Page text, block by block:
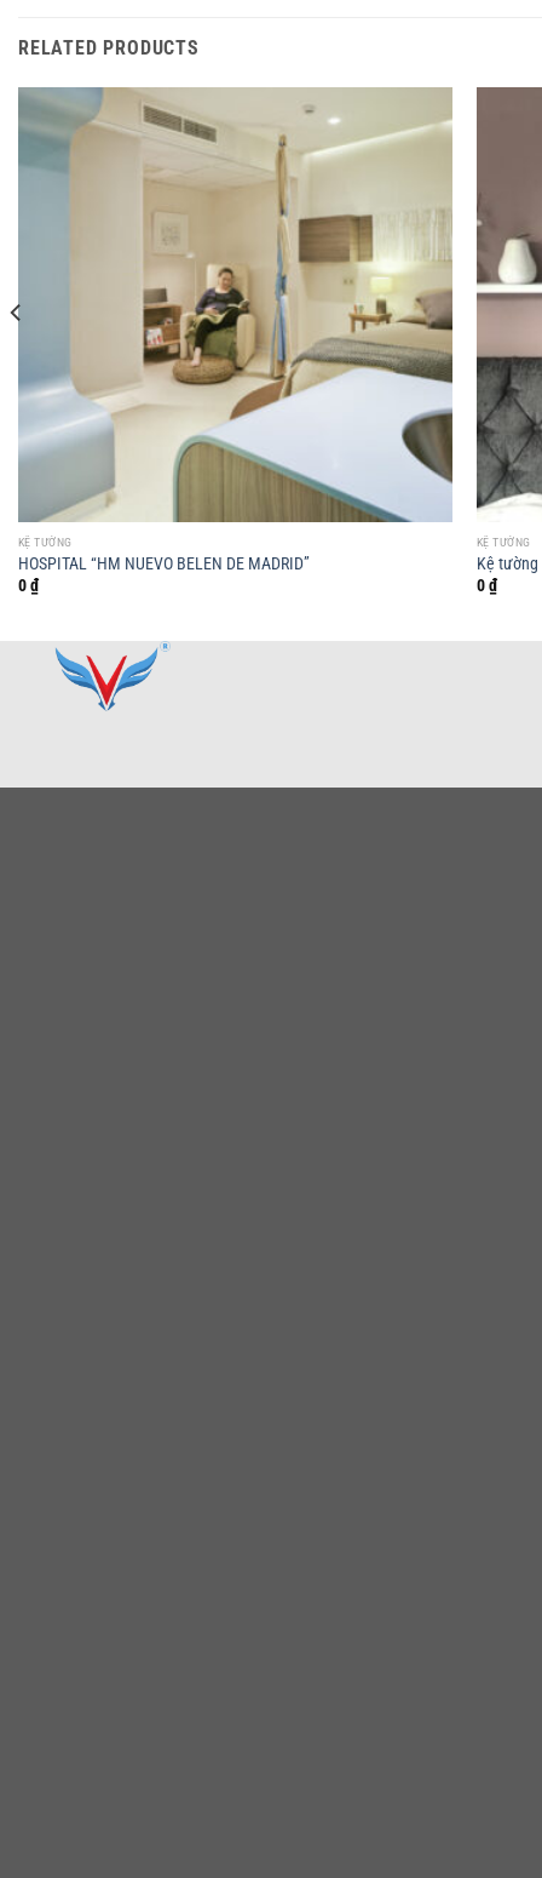
RELATED PRODUCTS
KỆ TƯỜNG
HOSPITAL “HM NUEVO BELEN DE MADRID”
0₫
KỆ TƯỜNG
Kệ tường
0₫